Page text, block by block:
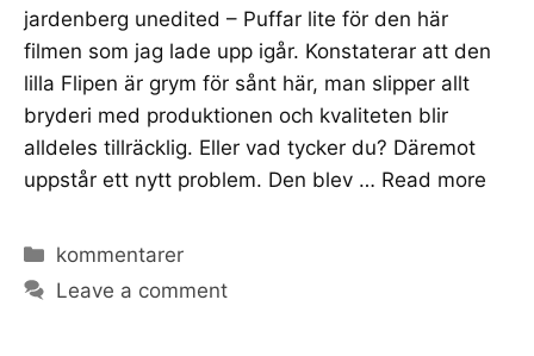
jardenberg unedited – Puffar lite för den här
filmen som jag lade upp igår. Konstaterar att den
lilla Flipen är grym för sånt här, man slipper allt
bryderi med produktionen och kvaliteten blir
alldeles tillräcklig. Eller vad tycker du? Däremot
uppstår ett nytt problem. Den blev … Read more
Categories
kommentarer
Leave a comment